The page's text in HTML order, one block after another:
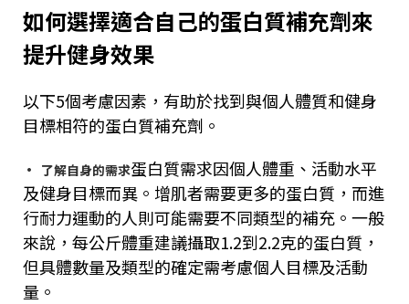
如何選擇適合自己的蛋白質補充劑來
提升健身效果
以下5個考慮因素，有助於找到與個人體質和健身
目標相符的蛋白質補充劑。
· 了解自身的需求蛋白質需求因個人體重、活動水平
及健身目標而異。增肌者需要更多的蛋白質，而進
行耐力運動的人則可能需要不同類型的補充。一般
來說，每公斤體重建議攝取1.2到2.2克的蛋白質，
但具體數量及類型的確定需考慮個人目標及活動
量。